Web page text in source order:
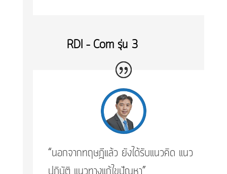
​RDI – Com รุ่น 3
“นอกจากทฤษฎีแล้ว ยังได้รับแนวคิด แนว